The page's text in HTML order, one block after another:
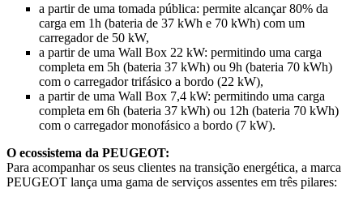
a partir de uma tomada pública: permite alcançar 80% da
carga em 1h (bateria de 37 kWh e 70 kWh) com um
carregador de 50 kW,
a partir de uma Wall Box 22 kW: permitindo uma carga
completa em 5h (bateria 37 kWh) ou 9h (bateria 70 kWh)
com o carregador trifásico a bordo (22 kW),
a partir de uma Wall Box 7,4 kW: permitindo uma carga
completa em 6h (bateria 37 kWh) ou 12h (bateria 70 kWh)
com o carregador monofásico a bordo (7 kW).
O ecossistema da PEUGEOT:
Para acompanhar os seus clientes na transição energética, a marca
PEUGEOT lança uma gama de serviços assentes em três pilares: